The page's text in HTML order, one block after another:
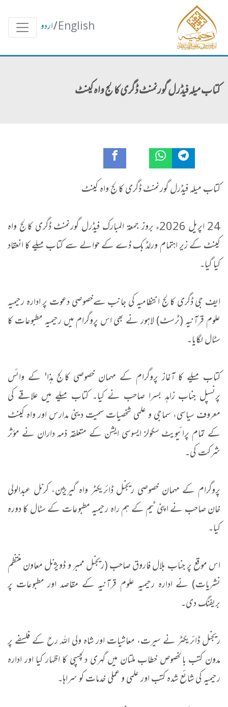
English
/اردو
کتاب میلہ فیڈرل گورنمنٹ ڈگری کالج واہ کینٹ
کتاب میلہ فیڈرل گورنمنٹ ڈگری کالج واہ کینٹ
24 اپریل 2026ء بروز جمعۃ المبارک فیڈرل گورنمنٹ ڈگری کالج واہ
کینٹ کے زیر اہتمام ورلڈ بک ڈے کے حوالے سے کتاب میلے کا انعقاد
کیا گیا۔
ایف جی ڈگری کالج انتظامیہ کی جانب سےخصوصی دعوت پر ادارہ رحیمیہ
علوم قرآنیہ (ٹرسٹ) لاہور نے بھی اس پروگرام میں رحیمیہ مطبوعات کا
سٹال لگایا۔
کتاب میلے کا آغاز پروگرام کے مہمان خصوصی کالج ہذا' کے وائس
پرنسپل جناب زاہد بسرا صاحب نے کیا۔ کتاب میلے میں علاقے کی
معروف سیاسی، سماجی و علمی شخصیات سمیت دینی مدارس اور واہ کینٹ
کے تمام پرائیویٹ سکولز ایسوسی ایشن کے متعلقہ ذمہ داران نے مؤثر
شرکت کی۔
پروگرام کے مہمان خصوصی ریجنل ڈائریکٹر واہ گیریژن، کرنل عبدالولی
خان صاحب نے اپنی ٹیم کے ہم راہ رحیمیہ مطبوعات کے سٹال کا دورہ
کیا۔
اس موقع پر جناب بلال فاروق صاحب (ریجنل ممبر و ڈویژنل معاون منتظم
نشریات) نے ادارہ رحیمیہ علوم قرآنیہ کے مقاصد اور مطبوعات پر
بریفنگ دی۔
ریجنل ڈائریکٹر نے سیرت، معاشیات اور شاہ ولی اللہ رح کے فلسفے پر
مدون کتب بالخصوص خطاب ملتان میں گہری دلچسپی کا اظہار کیا اور ادارہ
رحیمیہ کی شائع شدہ کتب اور علمی و عملی خدمات کو سراہا۔